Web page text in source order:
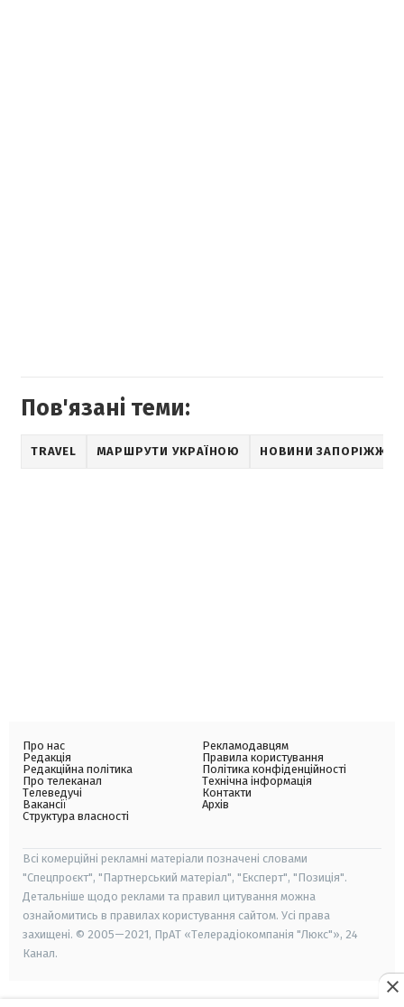
Пов'язані теми:
TRAVEL МАРШРУТИ УКРАЇНОЮ НОВИНИ ЗАПОРІЖЖЯ
Про нас
Редакція
Редакційна політика
Про телеканал
Телеведучі
Вакансії
Структура власності
Рекламодавцям
Правила користування
Політика конфіденційності
Технічна інформація
Контакти
Архів
Всі комерційні рекламні матеріали позначені словами
"Спецпроєкт", "Партнерський матеріал", "Експерт", "Позиція".
Детальніше щодо реклами та правил цитування можна
ознайомитись в правилах користування сайтом. Усі права
захищені. © 2005—2021, ПрАТ «Телерадіокомпанія "Люкс"», 24
Канал.